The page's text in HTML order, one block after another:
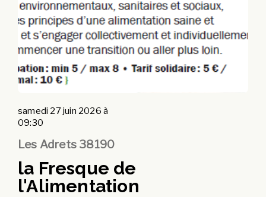
samedi 27 juin 2026 à
09:30
Les Adrets 38190
la Fresque de
l'Alimentation